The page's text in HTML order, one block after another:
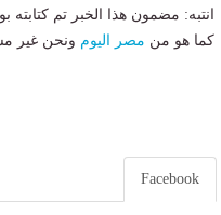
انتبه: مضمون هذا الخبر تم كتابته
كما هو من مصر اليوم ونحن غير
Facebook